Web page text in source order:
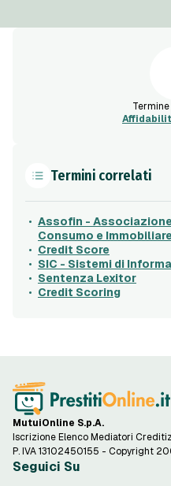
Termini correlati
Assofin -
Consumo e Immobiliare
Credit Score
SIC - Sistemi di
Sentenza Lexitor
Credit Scoring
MutuiOnline S.p.A.
Iscrizione Elenco Mediatori
P. IVA 13102450155 - Copyright
Seguici Su